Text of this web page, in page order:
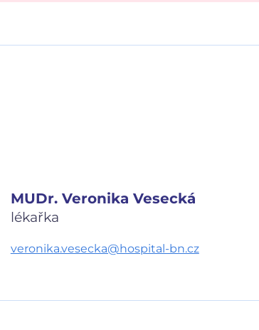
MUDr. Veronika Vesecká
lékařka
veronika.vesecka@hospital-bn.cz